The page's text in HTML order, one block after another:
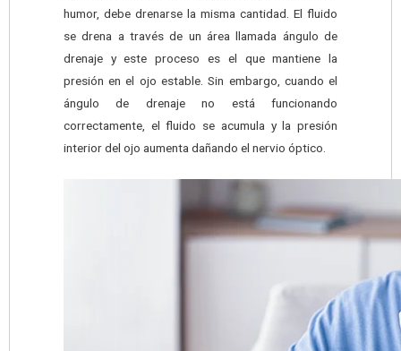
humor, debe drenarse la misma cantidad. El fluido
se drena a través de un área llamada ángulo de
drenaje y este proceso es el que mantiene la
presión en el ojo estable. Sin embargo, cuando el
ángulo de drenaje no está funcionando
correctamente, el fluido se acumula y la presión
interior del ojo aumenta dañando el nervio óptico.